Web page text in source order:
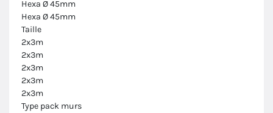
Hexa Ø 45mm
Hexa Ø 45mm
Taille
2x3m
2x3m
2x3m
2x3m
2x3m
Type pack murs